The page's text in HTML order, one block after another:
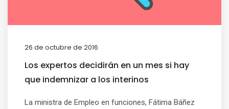
26 de octubre de 2016
Los expertos decidirán en un mes si hay
que indemnizar a los interinos
La ministra de Empleo en funciones, Fátima Báñez